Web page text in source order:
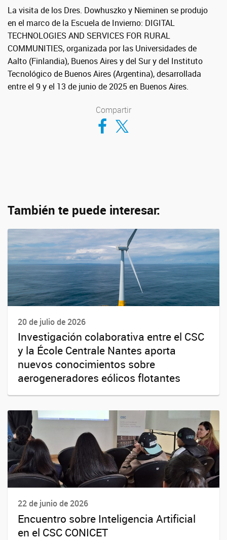
La visita de los Dres. Dowhuszko y Nieminen se produjo
en el marco de la Escuela de Invierno: DIGITAL
TECHNOLOGIES AND SERVICES FOR RURAL
COMMUNITIES, organizada por las Universidades de
Aalto (Finlandia), Buenos Aires y del Sur y del Instituto
Tecnológico de Buenos Aires (Argentina), desarrollada
entre el 9 y el 13 de junio de 2025 en Buenos Aires.
Compartir
Compartir en Facebook
Compartir en Twitter
También te puede interesar:
20 de julio de 2026
Investigación colaborativa entre el CSC
y la École Centrale Nantes aporta
nuevos conocimientos sobre
aerogeneradores eólicos flotantes
22 de junio de 2026
Encuentro sobre Inteligencia Artificial
en el CSC CONICET